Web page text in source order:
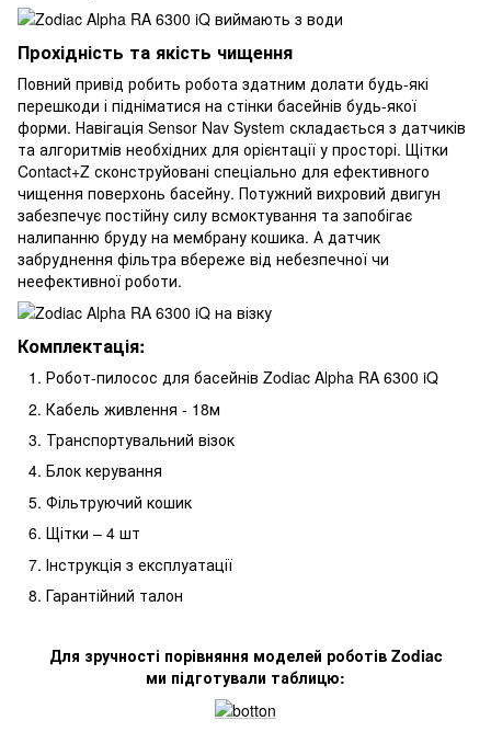
Прохідність та якість чищення
Повний привід робить робота здатним долати будь-які
перешкоди і підніматися на стінки басейнів будь-якої
форми. Навігація Sensor Nav System складається з датчиків
та алгоритмів необхідних для орієнтації у просторі. Щітки
Contact+Z сконструйовані спеціально для ефективного
чищення поверхонь басейну. Потужний вихровий двигун
забезпечує постійну силу всмоктування та запобігає
налипанню бруду на мембрану кошика. А датчик
забруднення фільтра вбереже від небезпечної чи
неефективної роботи.
Комплектація:
Робот-пилосос для басейнів Zodiac Alpha RA 6300 iQ
Кабель живлення - 18м
Транспортувальний візок
Блок керування
Фільтруючий кошик
Щітки – 4 шт
Інструкція з експлуатації
Гарантійний талон
Для зручності порівняння моделей роботів Zodiac
ми підготували таблицю: